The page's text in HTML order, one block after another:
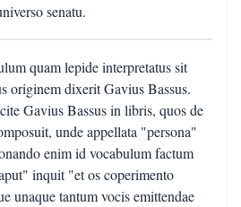
senatu.
quam lepide interpretatus sit
originem dixerit Gavius Bassus.
Gavius Bassus in libris, quos de
unde appellata "persona"
enim id vocabulum factum
inquit "et os coperimento
unaque tantum vocis emittendae